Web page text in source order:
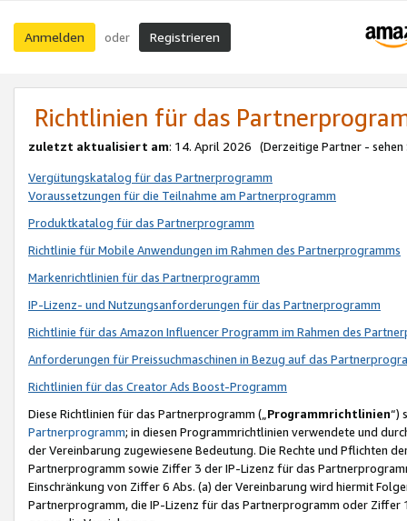
Anmelden oder Registrieren
Richtlinien für das
zuletzt aktualisiert am: 14. April 2026 (Derzeitige Partner - sehen
Vergütungskatalog für das Partnerprogramm
Voraussetzungen für die Teilnahme am Partnerprogramm
Produktkatalog für das Partnerprogramm
Richtlinie für Mobile Anwendungen im Rahmen des Partnerprogramms
Markenrichtlinien für das Partnerprogramm
IP-Lizenz- und Nutzungsanforderungen für das Partnerprogramm
Richtlinie für das Amazon Influencer Programm im Rahmen des
Anforderungen für Preissuchmaschinen in Bezug auf das
Richtlinien für das Creator Ads Boost-Programm
Diese Richtlinien für das Partnerprogramm („Programmrichtlinien“)
Partnerprogramm; in diesen Programmrichtlinien verwendete und
der Vereinbarung zugewiesene Bedeutung. Die Rechte und Pflichten
Partnerprogramm sowie Ziffer 3 der IP-Lizenz für das
Einschränkung von Ziffer 6 Abs. (a) der Vereinbarung wird hiermit
Partnerprogramm, die IP-Lizenz für das Partnerprogramm oder